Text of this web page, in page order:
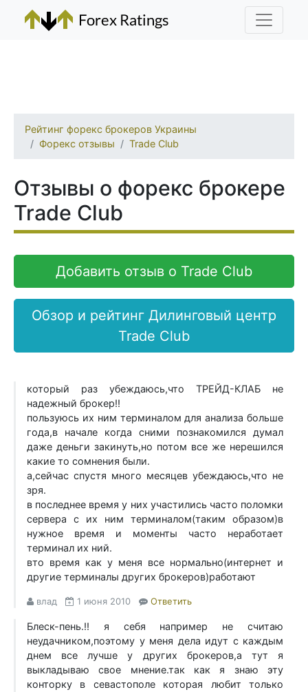
Рейтинг форекс брокеров Украины
Форекс отзывы
Trade Club
Отзывы о форекс брокере
Trade Club
Добавить отзыв о Trade Club
Обзор и рейтинг Дилинговый центр
Trade Club
который раз убеждаюсь,что ТРЕЙД-КЛАБ не
надежный брокер!!
пользуюсь их ним терминалом для анализа больше
года,в начале когда сними познакомился думал
даже деньги закинуть,но потом все же нерешился
какие то сомнения были.
а,сейчас спустя много месяцев убеждаюсь,что не
зря.
в последнее время у них участились часто поломки
сервера с их ним терминалом(таким образом)в
нужное время и моменты часто неработает
терминал их ний.
вто время как у меня все нормально(интернет и
другие терминалы других брокеров)работают
влад 1 июня 2010 Ответить
Блеск-пень.!! я себя например не считаю
неудачником,поэтому у меня дела идут с каждым
днем все лучше у других брокеров,а тут я
выкладываю свое мнение.так как я знаю эту
конторку в севастополе которая любит только